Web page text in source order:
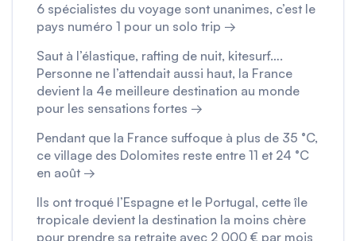
6 spécialistes du voyage sont unanimes, c’est le
pays numéro 1 pour un solo trip →
Saut à l’élastique, rafting de nuit, kitesurf….
Personne ne l’attendait aussi haut, la France
devient la 4e meilleure destination au monde
pour les sensations fortes →
Pendant que la France suffoque à plus de 35 °C,
ce village des Dolomites reste entre 11 et 24 °C
en août →
Ils ont troqué l’Espagne et le Portugal, cette île
tropicale devient la destination la moins chère
pour prendre sa retraite avec 2 000 € par mois